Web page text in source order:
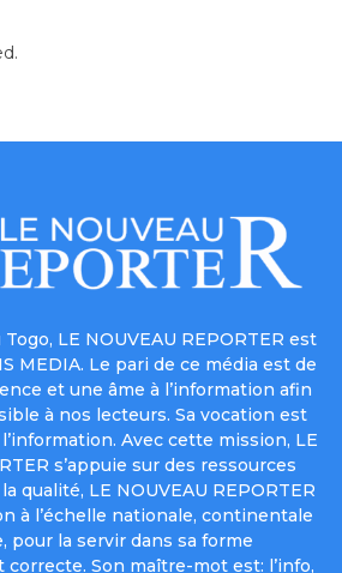
LE NOUVEAU REPORTER est
MEDIA. Le pari de ce média est de
et une âme à l’information afin
à nos lecteurs. Sa vocation est
Avec cette mission, LE
s’appuie sur des ressources
qualité, LE NOUVEAU REPORTER
à l’échelle nationale, continentale
pour la servir dans sa forme
Son maître-mot est: l’info,